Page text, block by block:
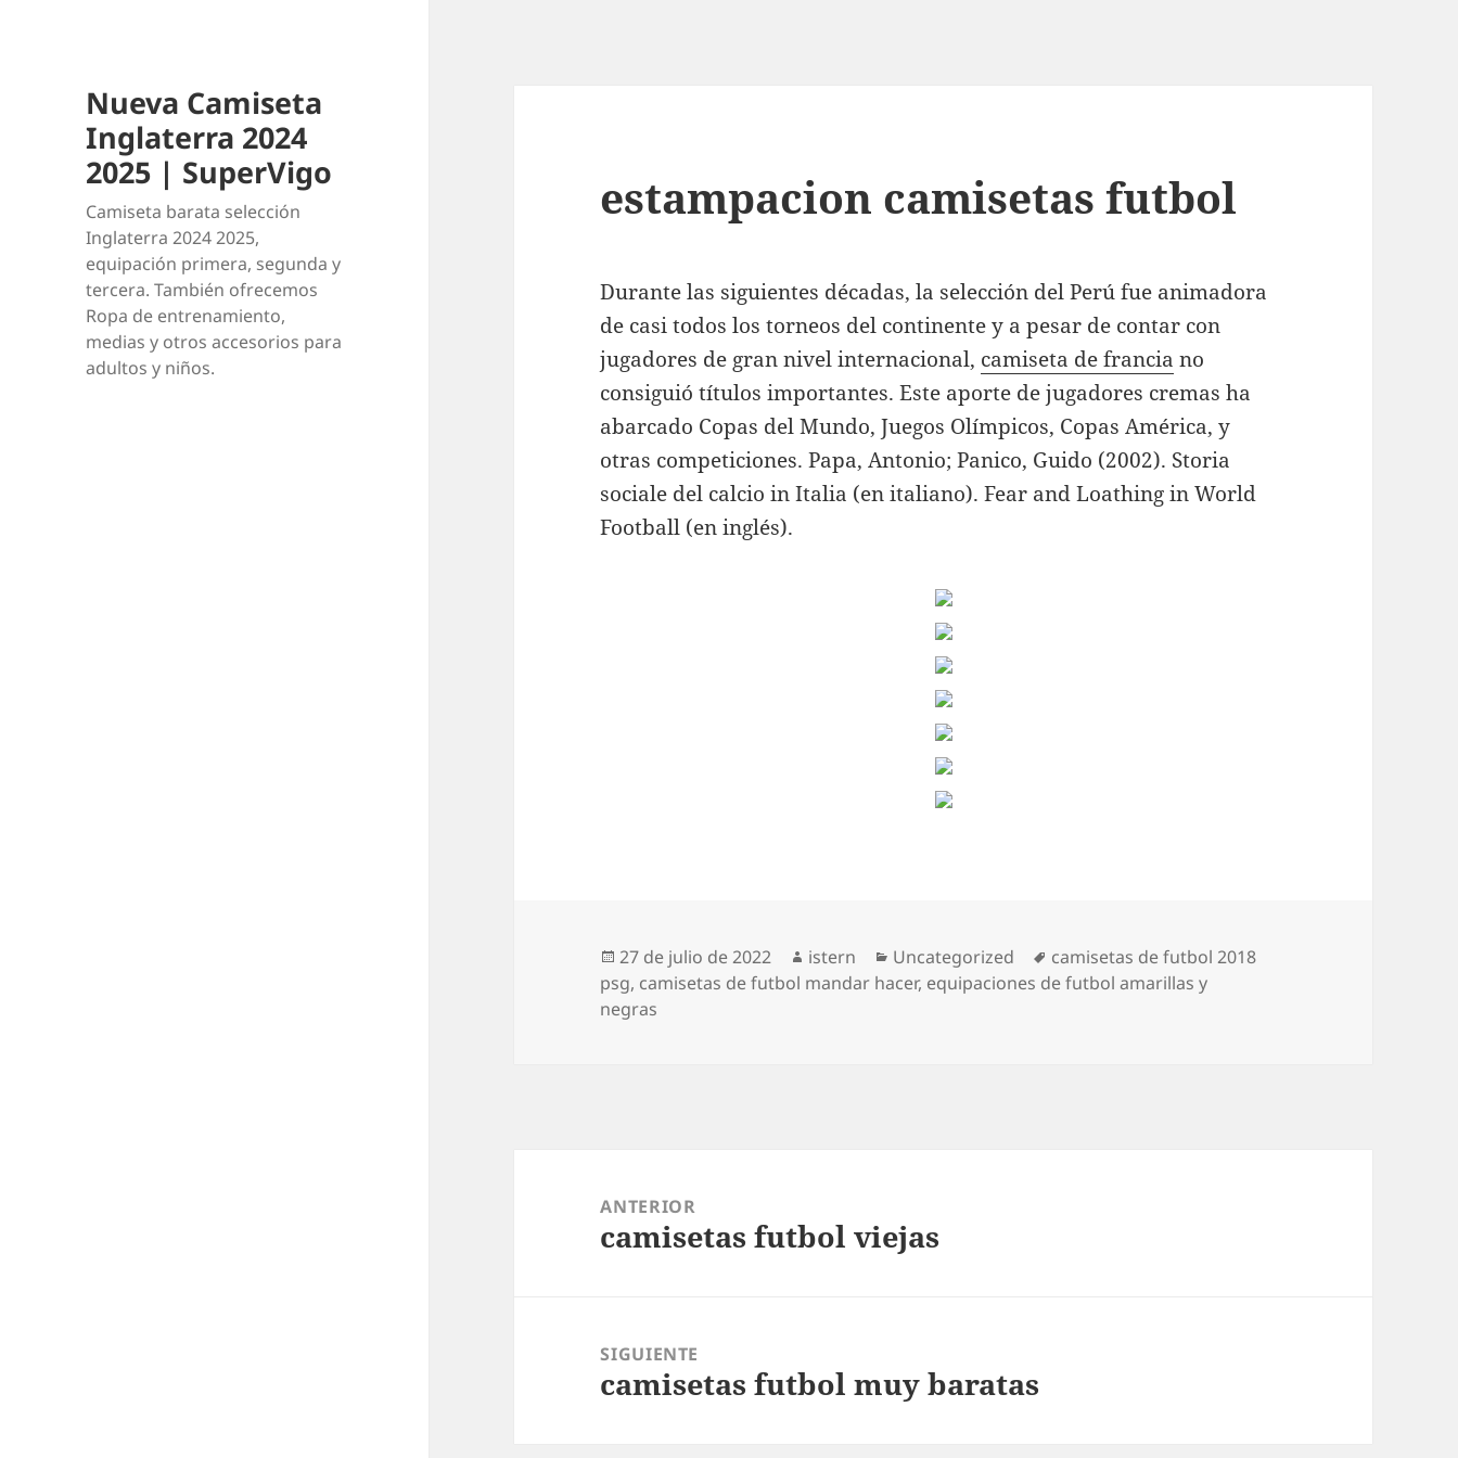
Nueva Camiseta
Inglaterra 2024
2025 | SuperVigo
Camiseta barata selección
Inglaterra 2024 2025,
equipación primera, segunda y
tercera. También ofrecemos
Ropa de entrenamiento,
medias y otros accesorios para
adultos y niños.
estampacion camisetas futbol
Durante las siguientes décadas, la selección del Perú fue animadora
de casi todos los torneos del continente y a pesar de contar con
jugadores de gran nivel internacional, camiseta de francia no
consiguió títulos importantes. Este aporte de jugadores cremas ha
abarcado Copas del Mundo, Juegos Olímpicos, Copas América, y
otras competiciones. Papa, Antonio; Panico, Guido (2002). Storia
sociale del calcio in Italia (en italiano). Fear and Loathing in World
Football (en inglés).
Publicado
el
27 de julio de 2022 Autor
istern Categorías
Uncategorized Etiquetas
camisetas de futbol 2018
psg, camisetas de futbol mandar hacer, equipaciones de futbol amarillas y
negras
entradas
ANTERIOR
Entrada
camisetas futbol viejas
SIGUIENTE
Entrada
camisetas futbol muy baratas